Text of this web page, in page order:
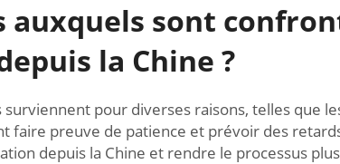
sont
la Chine ?
pour diverses raisons, telles que
faire preuve de patience et prévoir des
depuis la Chine et rendre le processus